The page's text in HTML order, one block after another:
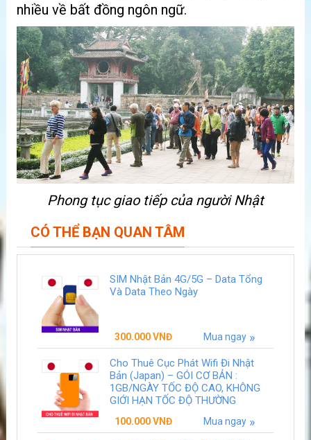
nhiều về bất đồng ngôn ngữ.
Phong tục giao tiếp của người Nhật
CÓ THỂ BẠN QUAN TÂM
SIM Nhật Bản 4G/5G – Data Tổng
Và Data Theo Ngày
300.000VNĐ Mua ngay
Cho Thuê Cục Phát Wifi Đi Nhật
Bản (Japan) – GÓI CƠ BẢN :
1GB/NGÀY TỐC ĐỘ CAO, KHÔNG
GIỚI HẠN TỐC ĐỘ THƯỜNG
100.000VNĐ Mua ngay